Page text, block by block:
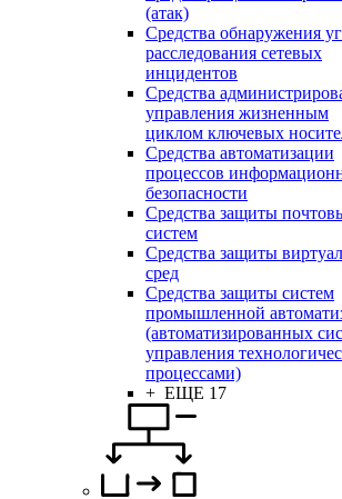
(атак)
Средства обнаружения
расследования сетевых
инцидентов
Средства
управления жизненным
циклом ключевых
Средства автоматизации
процессов
безопасности
Средства защиты
систем
Средства защиты
сред
Средства защиты систем
промышленной
(автоматизированных
управления
процессами)
+ ЕЩЕ 17